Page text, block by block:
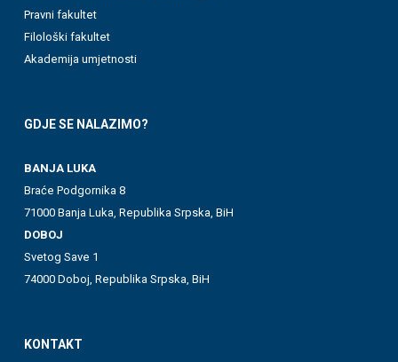
Pravni fakultet
Filološki fakultet
Akademija umjetnosti
GDJE SE NALAZIMO?
BANJA LUKA
Braće Podgornika 8
71000 Banja Luka, Republika Srpska, BiH
DOBOJ
Svetog Save 1
74000 Doboj, Republika Srpska, BiH
KONTAKT